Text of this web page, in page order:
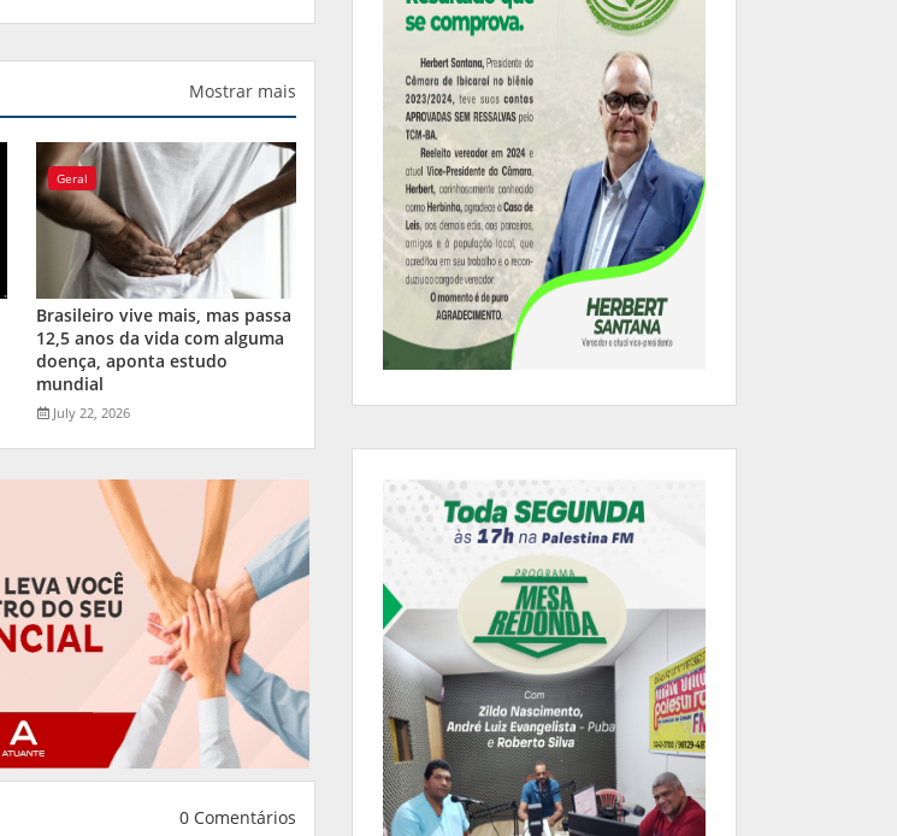
Mostrar mais
Geral
Brasileiro vive mais, mas passa
12,5 anos da vida com alguma
doença, aponta estudo
mundial
July 22, 2026
0 Comentários